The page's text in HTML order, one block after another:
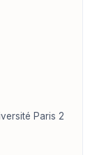
Paris 2